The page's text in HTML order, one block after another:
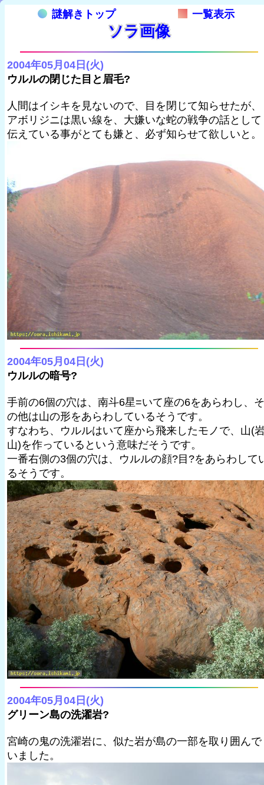
謎解きトップ 一覧表示
ソラ画像
2004年05月04日(火)
ウルルの閉じた目と眉毛?
人間はイシキを見ないので、目を閉じて知らせたが、
アボリジニは黒い線を、大嫌いな蛇の戦争の話として
伝えている事がとても嫌と、必ず知らせて欲しいと。
2004年05月04日(火)
ウルルの暗号?
手前の6個の穴は、南斗6星=いて座の6をあらわし、そ
の他は山の形をあらわしているそうです。
すなわち、ウルルはいて座から飛来したモノで、山(
山)を作っているという意味だそうです。
一番右側の3個の穴は、ウルルの顔?目?をあらわして
るそうです。
2004年05月04日(火)
グリーン島の洗濯岩?
宮崎の鬼の洗濯岩に、似た岩が島の一部を取り囲んで
いました。